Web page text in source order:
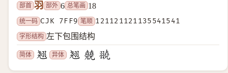
部首 羽 部外 6 总笔画 18
统一码 CJK 7FF9 笔顺 121121121135541541
字形结构 左下包围结构
简体 异体